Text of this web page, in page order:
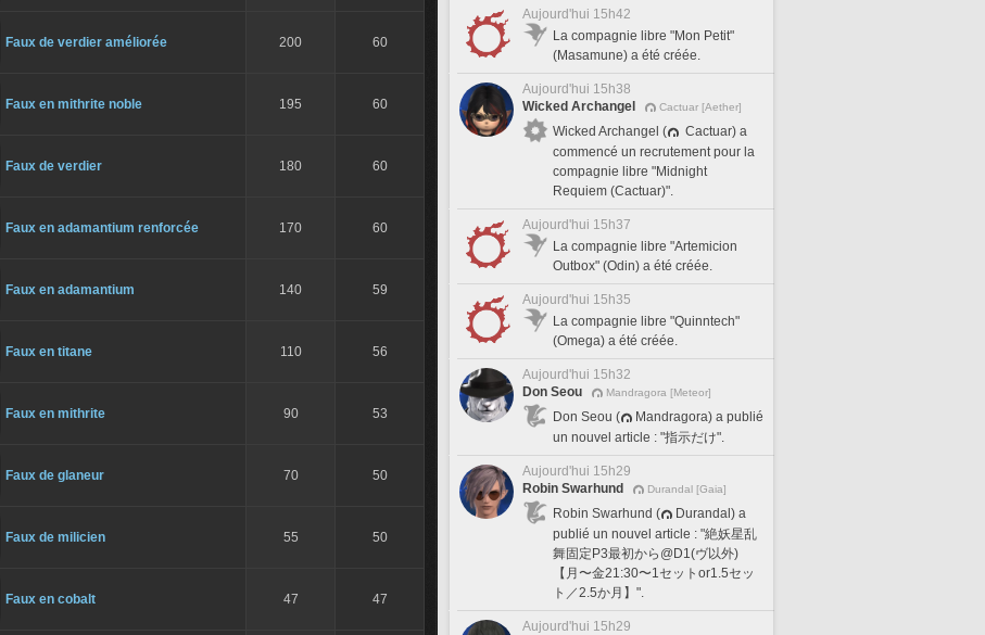
Faux de verdier améliorée 200 60
Faux en mithrite noble 195 60
Faux de verdier 180 60
Faux en adamantium renforcée 170 60
Faux en adamantium 140 59
Faux en titane 110 56
Faux en mithrite 90 53
Faux de glaneur 70 50
Faux de milicien 55 50
Faux en cobalt 47 47
Aujourd'hui 15h42
La compagnie libre "Mon Petit"
(Masamune) a été créée.
Aujourd'hui 15h38
Wicked Archangel
Cactuar [Aether]
Wicked Archangel (
Cactuar) a
commencé un recrutement pour la
compagnie libre "Midnight
Requiem (Cactuar)".
Aujourd'hui 15h37
La compagnie libre "Artemicion
Outbox" (Odin) a été créée.
Aujourd'hui 15h35
La compagnie libre "Quinntech"
(Omega) a été créée.
Aujourd'hui 15h32
Don Seou
Mandragora [Meteor]
Don Seou (
Mandragora) a publié
un nouvel article : "指示だけ".
Aujourd'hui 15h29
Robin Swarhund
Durandal [Gaia]
Robin Swarhund (
Durandal) a
publié un nouvel article : "絶妖星乱
舞固定P3最初から@D1(ヴ以外)
【月〜金21:30〜1セットor1.5セッ
ト／2.5か月】".
Aujourd'hui 15h29